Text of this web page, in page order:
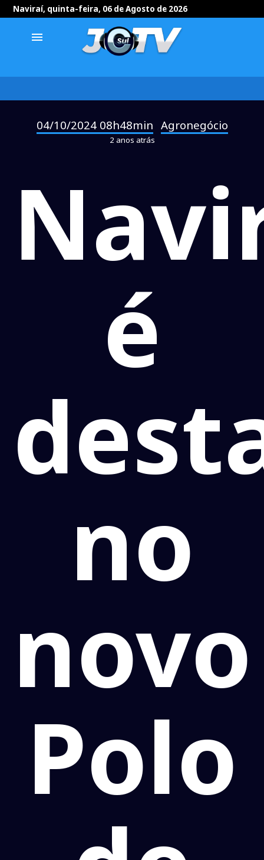
Naviraí, quinta-feira, 06 de Agosto de 2026
menu
04/10/2024 08h48min Agronegócio
2 anos atrás
é
no
novo
Polo